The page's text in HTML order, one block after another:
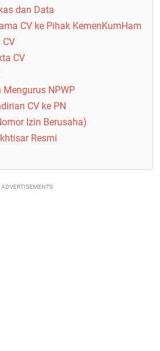
dan Data
CV ke Pihak KemenKumHam
CV
NPWP
CV ke PN
Izin Berusaha)
Resmi
ADVERTISEMENTS